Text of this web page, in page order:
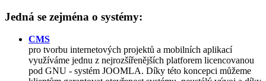
Jedná se zejména o systémy:
CMS
pro tvorbu internetových projektů a mobilních aplikací
využíváme jednu z nejrozšířenějších platforem licencovanou
pod GNU - systém JOOMLA. Díky této koncepci můžeme